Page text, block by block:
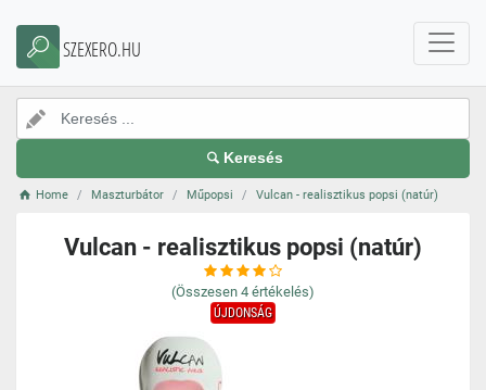
SZEXERO.HU
Keresés
Home Maszturbátor Műpopsi Vulcan - realisztikus popsi (natúr)
Vulcan - realisztikus popsi (natúr)
(Összesen 4 értékelés)
ÚJDONSÁG